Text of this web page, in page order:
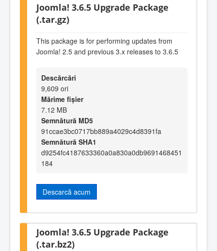
Joomla! 3.6.5 Upgrade Package
(.tar.gz)
This package is for performing updates from
Joomla! 2.5 and previous 3.x releases to 3.6.5
Descărcări
9,609 ori
Mărime fișier
7.12 MB
Semnătură MD5
91ccae3bc0717bb889a4029c4d8391fa
Semnătură SHA1
d9254fc4187633360a0a830a0db9691468451
184
Descarcă acum
Joomla! 3.6.5 Upgrade Package
(.tar.bz2)